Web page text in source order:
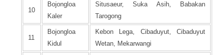
10
Bojongloa
Kaler
Situsaeur, Suka Asih, Babakan
Tarogong
11
Bojongloa
Kidul
Kebon Lega, Cibaduyut, Cibaduyut
Wetan, Mekarwangi